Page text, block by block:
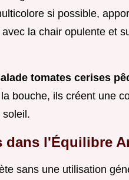
si possible,
la chair opulente et
tomates cerises
bouche, ils créent une
dans l'Équilibre
sans une utilisation